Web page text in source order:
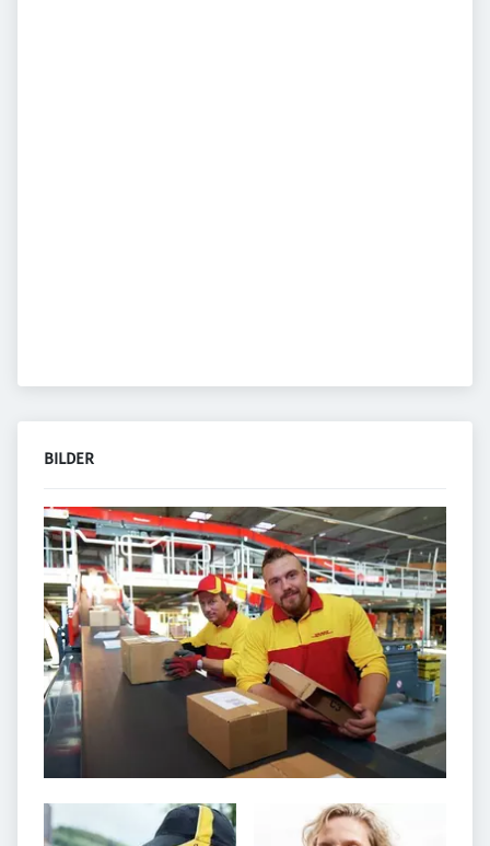
BILDER